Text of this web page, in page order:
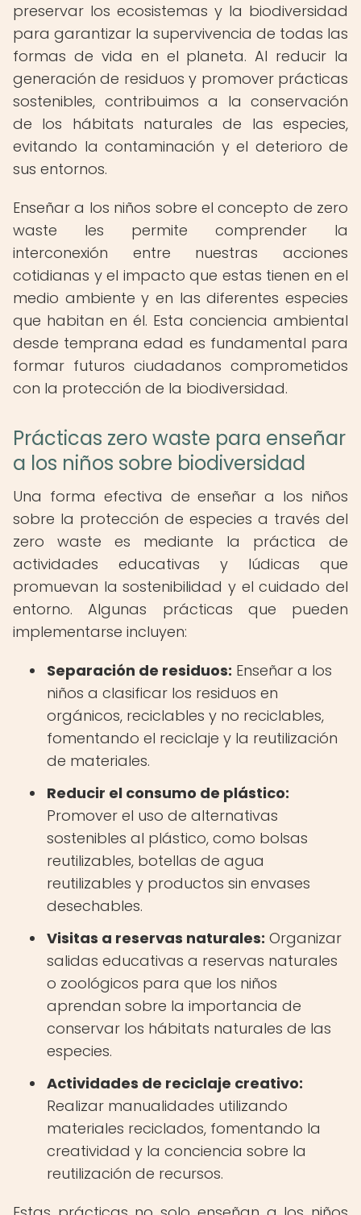
preservar los ecosistemas y la biodiversidad
para garantizar la supervivencia de todas las
formas de vida en el planeta. Al reducir la
generación de residuos y promover prácticas
sostenibles, contribuimos a la conservación
de los hábitats naturales de las especies,
evitando la contaminación y el deterioro de
sus entornos.
Enseñar a los niños sobre el concepto de zero
waste les permite comprender la
interconexión entre nuestras acciones
cotidianas y el impacto que estas tienen en el
medio ambiente y en las diferentes especies
que habitan en él. Esta conciencia ambiental
desde temprana edad es fundamental para
formar futuros ciudadanos comprometidos
con la protección de la biodiversidad.
Prácticas zero waste para enseñar
a los niños sobre biodiversidad
Una forma efectiva de enseñar a los niños
sobre la protección de especies a través del
zero waste es mediante la práctica de
actividades educativas y lúdicas que
promuevan la sostenibilidad y el cuidado del
entorno. Algunas prácticas que pueden
implementarse incluyen:
Separación de residuos: Enseñar a los
niños a clasificar los residuos en
orgánicos, reciclables y no reciclables,
fomentando el reciclaje y la reutilización
de materiales.
Reducir el consumo de plástico:
Promover el uso de alternativas
sostenibles al plástico, como bolsas
reutilizables, botellas de agua
reutilizables y productos sin envases
desechables.
Visitas a reservas naturales: Organizar
salidas educativas a reservas naturales
o zoológicos para que los niños
aprendan sobre la importancia de
conservar los hábitats naturales de las
especies.
Actividades de reciclaje creativo:
Realizar manualidades utilizando
materiales reciclados, fomentando la
creatividad y la conciencia sobre la
reutilización de recursos.